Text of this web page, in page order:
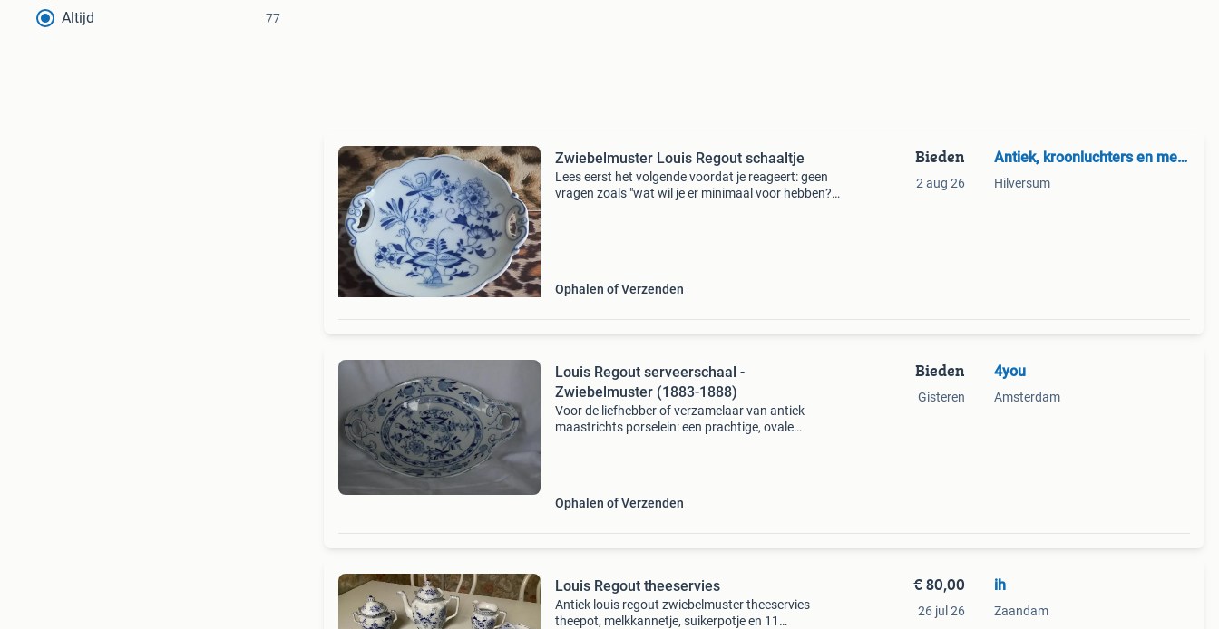
Altijd 77
Zwiebelmuster Louis Regout schaaltje
Lees eerst het volgende voordat je reageert: geen
vragen zoals "wat wil je er minimaal voor hebben?".
Ophalen of Verzenden
Bieden
2 aug 26
Antiek, kroonluchters en meer
Hilversum
Louis Regout serveerschaal -
Zwiebelmuster (1883-1888)
Voor de liefhebber of verzamelaar van antiek
maastrichts porselein: een prachtige, ovale
Ophalen of Verzenden
Bieden
Gisteren
4you
Amsterdam
Louis Regout theeservies
Antiek louis regout zwiebelmuster theeservies
theepot, melkkannetje, suikerpotje en 11
€ 80,00
26 jul 26
ih
Zaandam